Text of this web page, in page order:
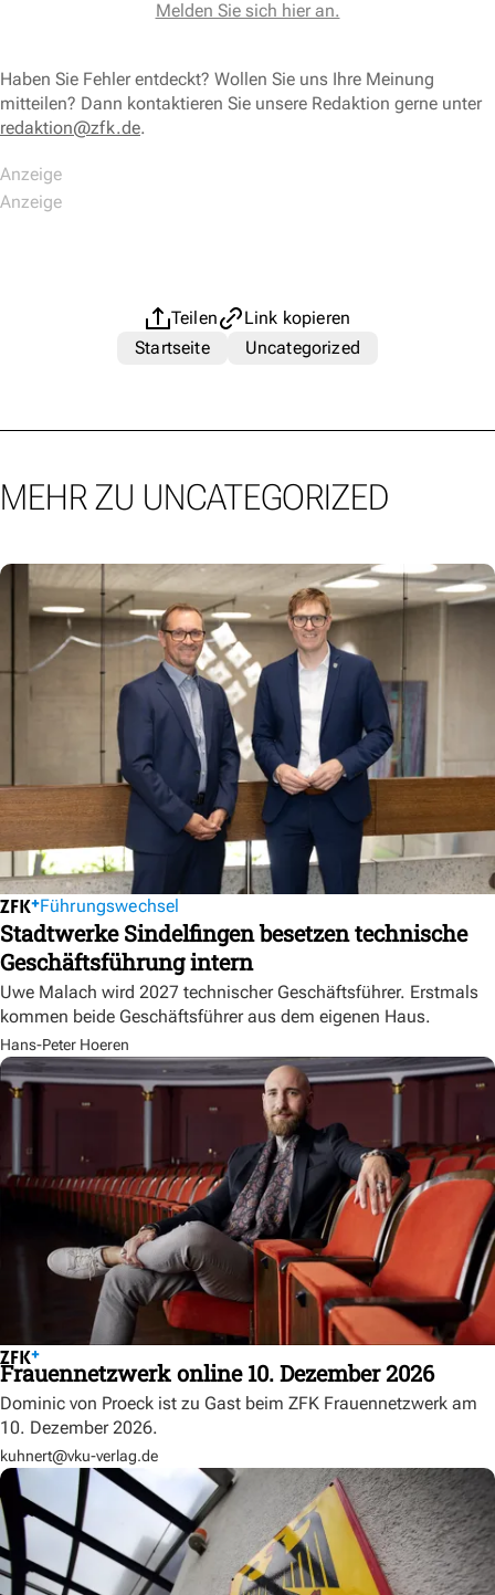
Melden Sie sich hier an.
Haben Sie Fehler entdeckt? Wollen Sie uns Ihre Meinung
mitteilen? Dann kontaktieren Sie unsere Redaktion gerne unter
redaktion@zfk.de.
Teilen
Link kopieren
Startseite
Uncategorized
MEHR ZU UNCATEGORIZED
Führungswechsel
Stadtwerke Sindelfingen besetzen technische
Geschäftsführung intern
Uwe Malach wird 2027 technischer Geschäftsführer. Erstmals
kommen beide Geschäftsführer aus dem eigenen Haus.
Hans-Peter Hoeren
Frauennetzwerk online 10. Dezember 2026
Dominic von Proeck ist zu Gast beim ZFK Frauennetzwerk am
10. Dezember 2026.
kuhnert@vku-verlag.de